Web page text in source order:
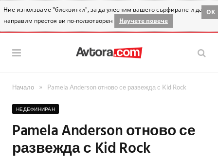
Ние използваме "бисквитки", за да улесним вашето сърфиране и да
направим престоя ви по-ползотворен
Научете повече
OK
Начало » Pamela Anderson отново се развежда с Kid Rock
НЕДЕФИНИРАН
Pamela Anderson отново се
развежда с Kid Rock